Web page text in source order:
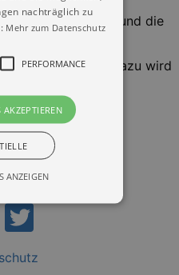
Schillerhäuschens und die
und lauschen Sie
und Briefen. Dazu wird
nachträglich zu
Mehr zum Datenschutz
PERFORMANCE
ANZEIGEN
für die